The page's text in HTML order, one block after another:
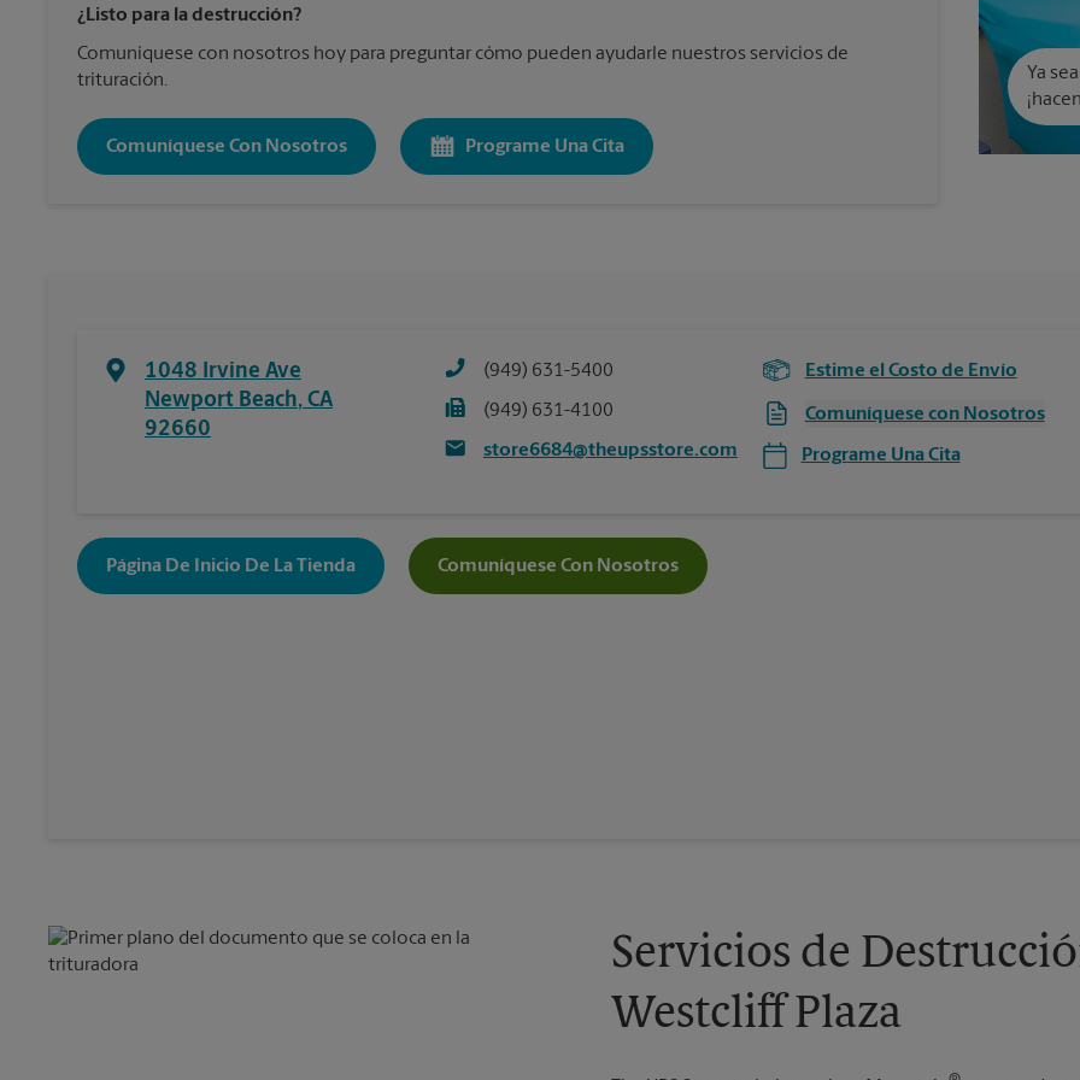
¿Listo para la destrucción?
Comuníquese con nosotros hoy para preguntar cómo pueden ayudarle nuestros servicios de
trituración.
Comuníquese Con Nosotros Programe Una Cita
Ya
1048 Irvine Ave
Newport Beach, CA
92660
(949) 631-5400
(949) 631-4100
store6684@theupsstore.com
Estime el Costo de Envío
Comuníquese con Nosotros
Programe Una Cita
Página De Inicio De La Tienda Comuníquese Con Nosotros
Servicios de
Westcliff Plaza